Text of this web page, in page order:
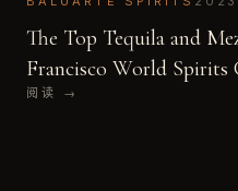
The Top Tequila and
Francisco World Spirits
阅读 →